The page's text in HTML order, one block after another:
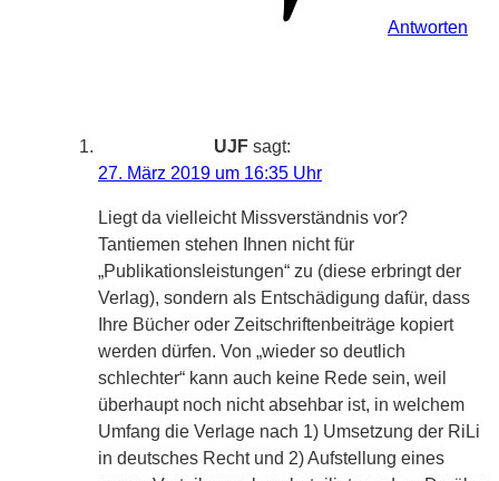
Antworten
UJF sagt:
27. März 2019 um 16:35 Uhr
Liegt da vielleicht Missverständnis vor?
Tantiemen stehen Ihnen nicht für
„Publikationsleistungen“ zu (diese erbringt der
Verlag), sondern als Entschädigung dafür, dass
Ihre Bücher oder Zeitschriftenbeiträge kopiert
werden dürfen. Von „wieder so deutlich
schlechter“ kann auch keine Rede sein, weil
überhaupt noch nicht absehbar ist, in welchem
Umfang die Verlage nach 1) Umsetzung der RiLi
in deutsches Recht und 2) Aufstellung eines